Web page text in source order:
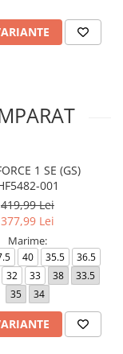
1 SE (GS)
001
419,99 Lei
377,99 Lei
Marime:
40 35.5
36.5
32 33 38
33.5
35
34